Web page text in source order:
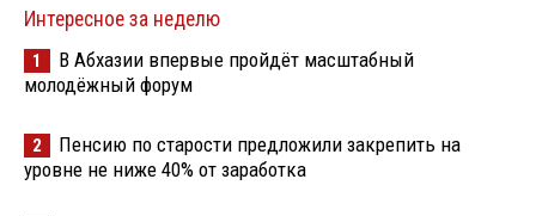
Интересное за неделю
1
В Абхазии впервые пройдёт масштабный
молодёжный форум
2
Пенсию по старости предложили закрепить на
уровне не ниже 40% от заработка